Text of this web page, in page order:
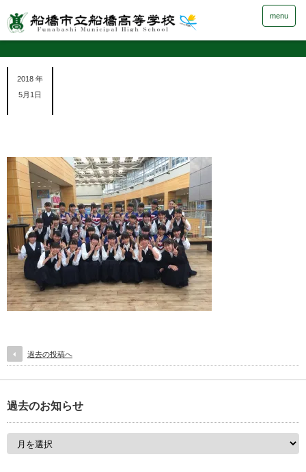
menu
2018 年
5月1日
過去の投稿へ
過去のお知らせ